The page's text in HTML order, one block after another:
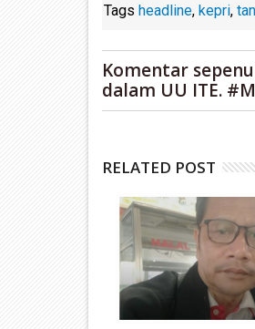
Tags headline, kepri,
Komentar
dalam UU ITE.
RELATED POST